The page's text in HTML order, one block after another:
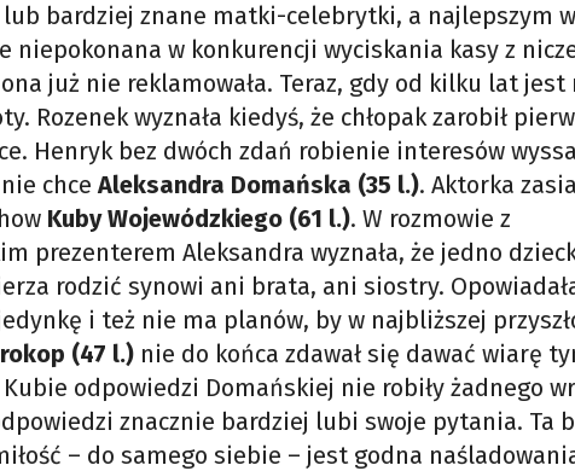
bardziej znane matki-celebrytki, a najlepszym
niepokonana w konkurencji wyciskania kasy z
ona już nie reklamowała. Teraz, gdy od kilku lat jest
Rozenek wyznała kiedyś, że chłopak zarobił
Henryk bez dwóch zdań robienie interesów
nie chceAleksandra Domańska (35 l.). Aktorka
Kuby Wojewódzkiego (61 l.). W rozmowie z
prezenterem Aleksandra wyznała, że jedno
rodzić synowi ani brata, ani siostry.
i też nie ma planów, by w najbliższej
(47 l.) nie do końca zdawał się dawać wiarę
odpowiedzi Domańskiej nie robiły żadnego
znacznie bardziej lubi swoje pytania. Ta
– do samego siebie – jest godna